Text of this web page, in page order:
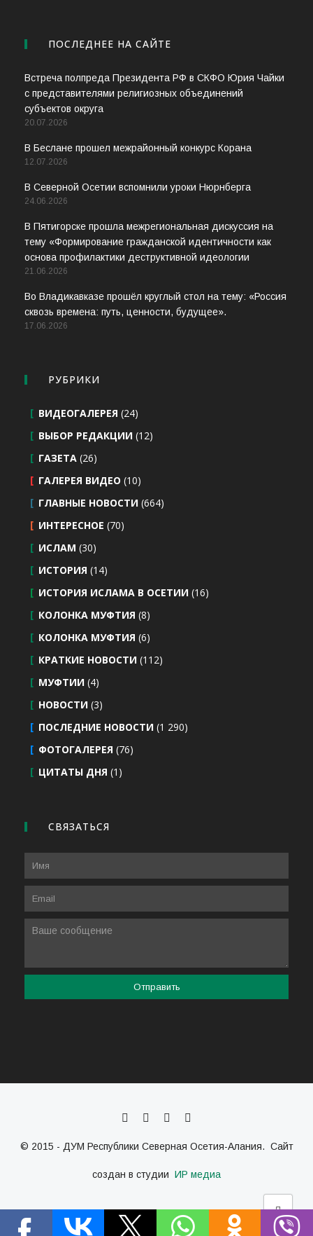
ПОСЛЕДНЕЕ НА САЙТЕ
Встреча полпреда Президента РФ в СКФО Юрия Чайки
с представителями религиозных объединений
субъектов округа
20.07.2026
В Беслане прошел межрайонный конкурс Корана
12.07.2026
В Северной Осетии вспомнили уроки Нюрнберга
24.06.2026
В Пятигорске прошла межрегиональная дискуссия на
тему «Формирование гражданской идентичности как
основа профилактики деструктивной идеологии
21.06.2026
Во Владикавказе прошёл круглый стол на тему: «Россия
сквозь времена: путь, ценности, будущее».
17.06.2026
РУБРИКИ
ВИДЕОГАЛЕРЕЯ (24)
ВЫБОР РЕДАКЦИИ (12)
ГАЗЕТА (26)
ГАЛЕРЕЯ ВИДЕО (10)
ГЛАВНЫЕ НОВОСТИ (664)
ИНТЕРЕСНОЕ (70)
ИСЛАМ (30)
ИСТОРИЯ (14)
ИСТОРИЯ ИСЛАМА В ОСЕТИИ (16)
КОЛОНКА МУФТИЯ (8)
КОЛОНКА МУФТИЯ (6)
КРАТКИЕ НОВОСТИ (112)
МУФТИИ (4)
НОВОСТИ (3)
ПОСЛЕДНИЕ НОВОСТИ (1 290)
ФОТОГАЛЕРЕЯ (76)
ЦИТАТЫ ДНЯ (1)
СВЯЗАТЬСЯ
© 2015 - ДУМ Республики Северная Осетия-Алания. Сайт
создан в студии ИР медиа